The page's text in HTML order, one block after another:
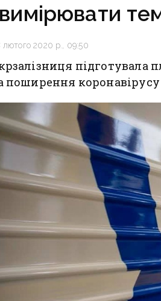
вимірювати
лютого 2020 р., 09:50
підготувала
поширення коронавірусу